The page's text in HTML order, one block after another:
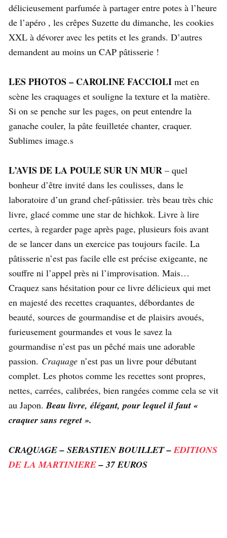
délicieusement parfumée à partager entre potes à l’heure
de l’apéro , les crêpes Suzette du dimanche, les cookies
XXL à dévorer avec les petits et les grands. D’autres
demandent au moins un CAP pâtisserie !
LES PHOTOS – CAROLINE FACCIOLI met en
scène les craquages et souligne la texture et la matière.
Si on se penche sur les pages, on peut entendre la
ganache couler, la pâte feuilletée chanter, craquer.
Sublimes image.s
L’AVIS DE LA POULE SUR UN MUR – quel
bonheur d’être invité dans les coulisses, dans le
laboratoire d’un grand chef-pâtissier. très beau très chic
livre, glacé comme une star de hichkok. Livre à lire
certes, à regarder page après page, plusieurs fois avant
de se lancer dans un exercice pas toujours facile. La
pâtisserie n’est pas facile elle est précise exigeante, ne
souffre ni l’appel près ni l’improvisation. Mais…
Craquez sans hésitation pour ce livre délicieux qui met
en majesté des recettes craquantes, débordantes de
beauté, sources de gourmandise et de plaisirs avoués,
furieusement gourmandes et vous le savez la
gourmandise n’est pas un pêché mais une adorable
passion. Craquage n’est pas un livre pour débutant
complet. Les photos comme les recettes sont propres,
nettes, carrées, calibrées, bien rangées comme cela se vit
au Japon. Beau livre, élégant, pour lequel il faut «
craquer sans regret ».
CRAQUAGE – SEBASTIEN BOUILLET –EDITIONS
DE LA MARTINIERE– 37 EUROS